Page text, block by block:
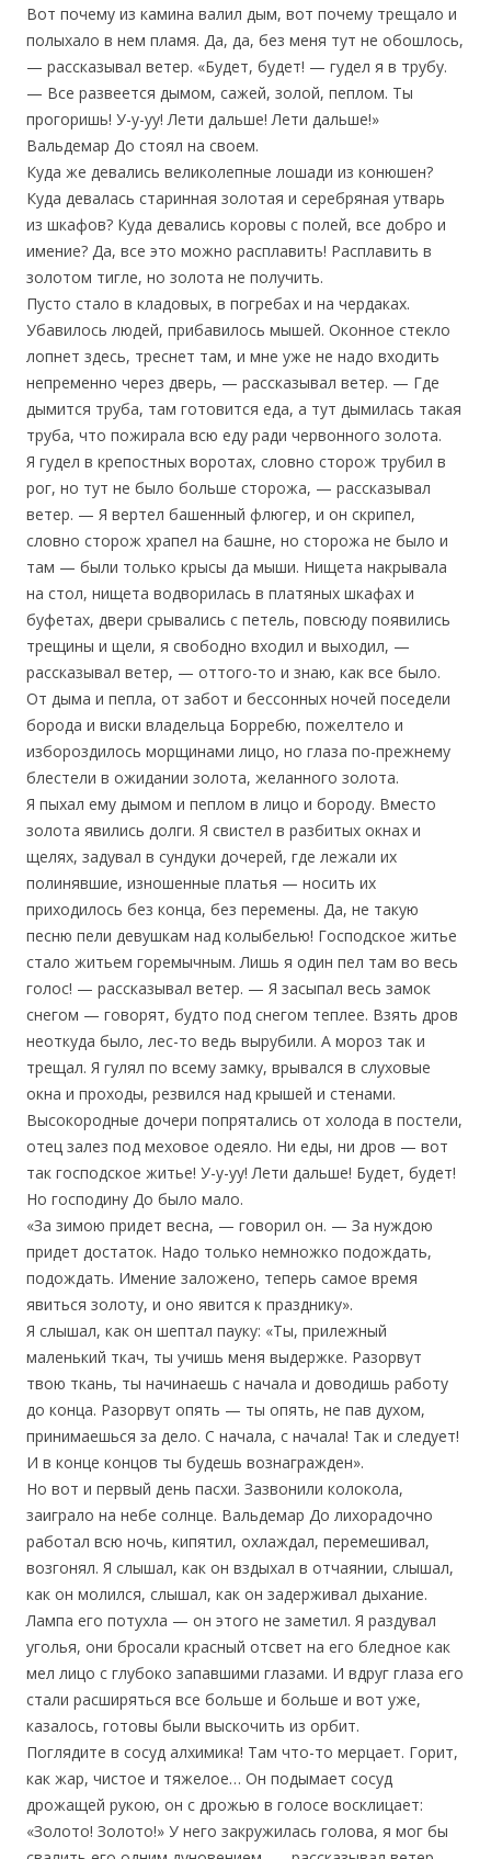
Вот почему из камина валил дым, вот почему трещало и
полыхало в нем пламя. Да, да, без меня тут не обошлось,
— рассказывал ветер. «Будет, будет! — гудел я в трубу.
— Все развеется дымом, сажей, золой, пеплом. Ты
прогоришь! У-у-уу! Лети дальше! Лети дальше!»
Вальдемар До стоял на своем.
Куда же девались великолепные лошади из конюшен?
Куда девалась старинная золотая и серебряная утварь
из шкафов? Куда девались коровы с полей, все добро и
имение? Да, все это можно расплавить! Расплавить в
золотом тигле, но золота не получить.
Пусто стало в кладовых, в погребах и на чердаках.
Убавилось людей, прибавилось мышей. Оконное стекло
лопнет здесь, треснет там, и мне уже не надо входить
непременно через дверь, — рассказывал ветер. — Где
дымится труба, там готовится еда, а тут дымилась такая
труба, что пожирала всю еду ради червонного золота.
Я гудел в крепостных воротах, словно сторож трубил в
рог, но тут не было больше сторожа, — рассказывал
ветер. — Я вертел башенный флюгер, и он скрипел,
словно сторож храпел на башне, но сторожа не было и
там — были только крысы да мыши. Нищета накрывала
на стол, нищета водворилась в платяных шкафах и
буфетах, двери срывались с петель, повсюду появились
трещины и щели, я свободно входил и выходил, —
рассказывал ветер, — оттого-то и знаю, как все было.
От дыма и пепла, от забот и бессонных ночей поседели
борода и виски владельца Борребю, пожелтело и
избороздилось морщинами лицо, но глаза по-прежнему
блестели в ожидании золота, желанного золота.
Я пыхал ему дымом и пеплом в лицо и бороду. Вместо
золота явились долги. Я свистел в разбитых окнах и
щелях, задувал в сундуки дочерей, где лежали их
полинявшие, изношенные платья — носить их
приходилось без конца, без перемены. Да, не такую
песню пели девушкам над колыбелью! Господское житье
стало житьем горемычным. Лишь я один пел там во весь
голос! — рассказывал ветер. — Я засыпал весь замок
снегом — говорят, будто под снегом теплее. Взять дров
неоткуда было, лес-то ведь вырубили. А мороз так и
трещал. Я гулял по всему замку, врывался в слуховые
окна и проходы, резвился над крышей и стенами.
Высокородные дочери попрятались от холода в постели,
отец залез под меховое одеяло. Ни еды, ни дров — вот
так господское житье! У-у-уу! Лети дальше! Будет, будет!
Но господину До было мало.
«За зимою придет весна, — говорил он. — За нуждою
придет достаток. Надо только немножко подождать,
подождать. Имение заложено, теперь самое время
явиться золоту, и оно явится к празднику».
Я слышал, как он шептал пауку: «Ты, прилежный
маленький ткач, ты учишь меня выдержке. Разорвут
твою ткань, ты начинаешь с начала и доводишь работу
до конца. Разорвут опять — ты опять, не пав духом,
принимаешься за дело. С начала, с начала! Так и следует!
И в конце концов ты будешь вознагражден».
Но вот и первый день пасхи. Зазвонили колокола,
заиграло на небе солнце. Вальдемар До лихорадочно
работал всю ночь, кипятил, охлаждал, перемешивал,
возгонял. Я слышал, как он вздыхал в отчаянии, слышал,
как он молился, слышал, как он задерживал дыхание.
Лампа его потухла — он этого не заметил. Я раздувал
уголья, они бросали красный отсвет на его бледное как
мел лицо с глубоко запавшими глазами. И вдруг глаза его
стали расширяться все больше и больше и вот уже,
казалось, готовы были выскочить из орбит.
Поглядите в сосуд алхимика! Там что-то мерцает. Горит,
как жар, чистое и тяжелое… Он подымает сосуд
дрожащей рукою, он с дрожью в голосе восклицает:
«Золото! Золото!» У него закружилась голова, я мог бы